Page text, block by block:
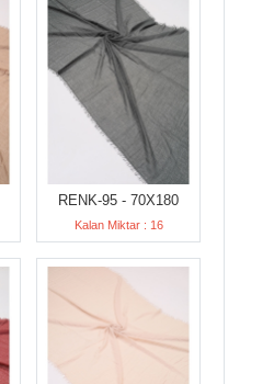
RENK-95 - 70X180
Kalan Miktar : 16